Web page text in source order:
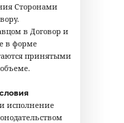
Сторонами
в Договор и
в форме
принятыми
исполнение